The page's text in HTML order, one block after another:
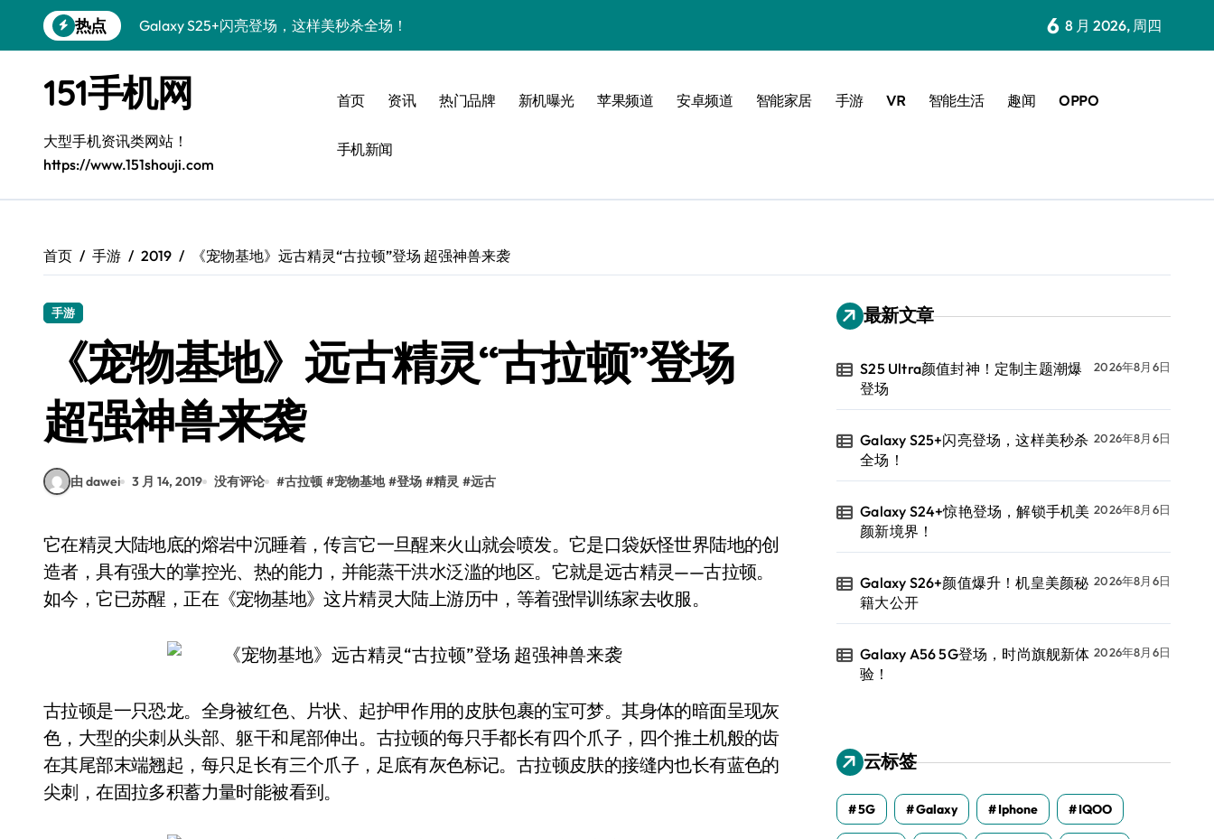
到
热点
Galaxy S25+闪亮登场，这样美秒杀全场！
Galaxy S26+颜值爆升！机皇美颜秘籍大公开
Galaxy A56 5G登场，时尚旗舰新体验！
三星Galaxy S26发布：个性美化全攻略
Galaxy S25美颜密码：秒变个性酷机！
Galaxy C55 5G登场，演绎三星美学新巅峰！
S25 Ultra颜值封神！定制主题潮爆登场
6 8 月 2026, 周四
151手机网
大型手机资讯类网站！
https://www.151shouji.com
首页 资讯 热门品牌 新机曝光 苹果频道 安卓频道 智能家居 手游 VR 智能生活 趣闻 OPPO
手机新闻
首页 手游 2019 《宠物基地》远古精灵“古拉顿”登场 超强神兽来袭
手游
《宠物基地》远古精灵“古拉顿”登场
超强神兽来袭
由 dawei 3 月 14, 2019 没有评论 #古拉顿 #宠物基地 #登场 #精灵 #远古
它在精灵大陆地底的熔岩中沉睡着，传言它一旦醒来火山就会喷发。它是口袋妖怪世界陆地的创
造者，具有强大的掌控光、热的能力，并能蒸干洪水泛滥的地区。它就是远古精灵——古拉顿。
如今，它已苏醒，正在《宠物基地》这片精灵大陆上游历中，等着强悍训练家去收服。
古拉顿是一只恐龙。全身被红色、片状、起护甲作用的皮肤包裹的宝可梦。其身体的暗面呈现灰
色，大型的尖刺从头部、躯干和尾部伸出。古拉顿的每只手都长有四个爪子，四个推土机般的齿
在其尾部末端翘起，每只足长有三个爪子，足底有灰色标记。古拉顿皮肤的接缝内也长有蓝色的
尖刺，在固拉多积蓄力量时能被看到。
最新文章
S25 Ultra颜值封神！定制主题潮爆
登场
2026年8月6日
Galaxy S25+闪亮登场，这样美秒杀
全场！
2026年8月6日
Galaxy S24+惊艳登场，解锁手机美
颜新境界！
2026年8月6日
Galaxy S26+颜值爆升！机皇美颜秘
籍大公开
2026年8月6日
Galaxy A56 5G登场，时尚旗舰新体
验！
2026年8月6日
云标签
5G Galaxy Iphone IQOO